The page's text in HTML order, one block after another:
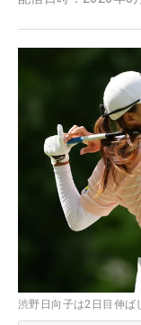
渋野日向子は2日目伸ば